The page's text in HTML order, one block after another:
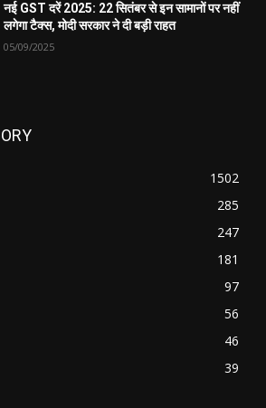
नई GST दरें 2025: 22 सितंबर से इन सामानों पर नहीं
लगेगा टैक्स, मोदी सरकार ने दी बड़ी राहत
05/09/2025
1502
285
247
181
97
56
46
39